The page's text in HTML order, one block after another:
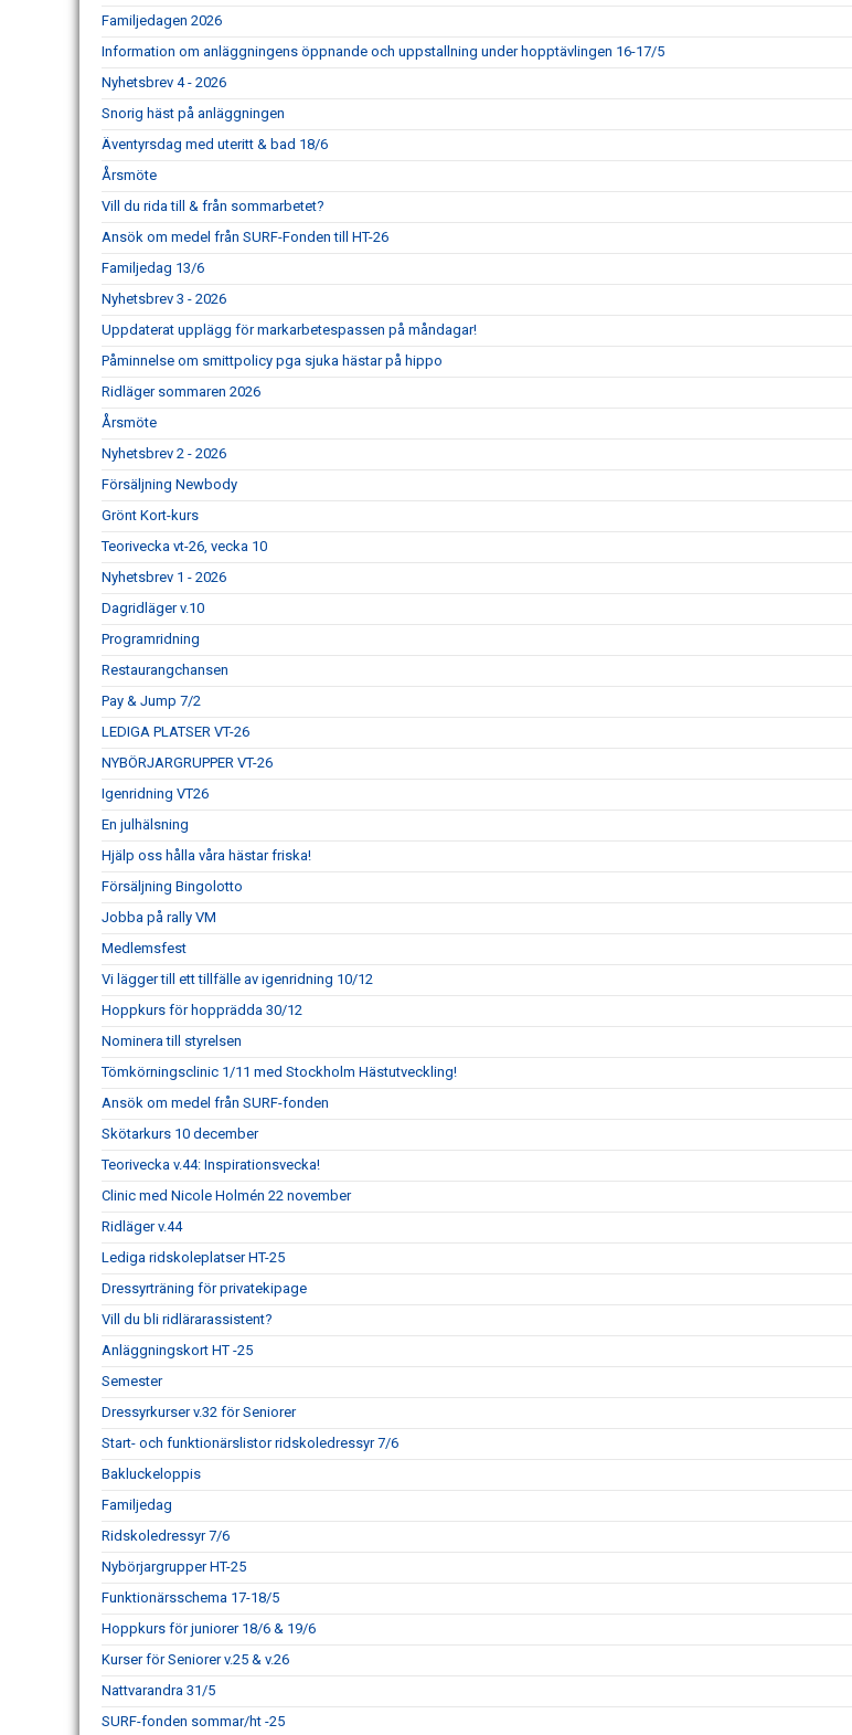
Familjedagen 2026
Information om anläggningens öppnande och uppstallning under hopptävlingen 16-17/5
Nyhetsbrev 4 - 2026
Snorig häst på anläggningen
Äventyrsdag med uteritt & bad 18/6
Årsmöte
Vill du rida till & från sommarbetet?
Ansök om medel från SURF-Fonden till HT-26
Familjedag 13/6
Nyhetsbrev 3 - 2026
Uppdaterat upplägg för markarbetespassen på måndagar!
Påminnelse om smittpolicy pga sjuka hästar på hippo
Ridläger sommaren 2026
Årsmöte
Nyhetsbrev 2 - 2026
Försäljning Newbody
Grönt Kort-kurs
Teorivecka vt-26, vecka 10
Nyhetsbrev 1 - 2026
Dagridläger v.10
Programridning
Restaurangchansen
Pay & Jump 7/2
LEDIGA PLATSER VT-26
NYBÖRJARGRUPPER VT-26
Igenridning VT26
En julhälsning
Hjälp oss hålla våra hästar friska!
Försäljning Bingolotto
Jobba på rally VM
Medlemsfest
Vi lägger till ett tillfälle av igenridning 10/12
Hoppkurs för hopprädda 30/12
Nominera till styrelsen
Tömkörningsclinic 1/11 med Stockholm Hästutveckling!
Ansök om medel från SURF-fonden
Skötarkurs 10 december
Teorivecka v.44: Inspirationsvecka!
Clinic med Nicole Holmén 22 november
Ridläger v.44
Lediga ridskoleplatser HT-25
Dressyrträning för privatekipage
Vill du bli ridlärarassistent?
Anläggningskort HT -25
Semester
Dressyrkurser v.32 för Seniorer
Start- och funktionärslistor ridskoledressyr 7/6
Bakluckeloppis
Familjedag
Ridskoledressyr 7/6
Nybörjargrupper HT-25
Funktionärsschema 17-18/5
Hoppkurs för juniorer 18/6 & 19/6
Kurser för Seniorer v.25 & v.26
Nattvarandra 31/5
SURF-fonden sommar/ht -25